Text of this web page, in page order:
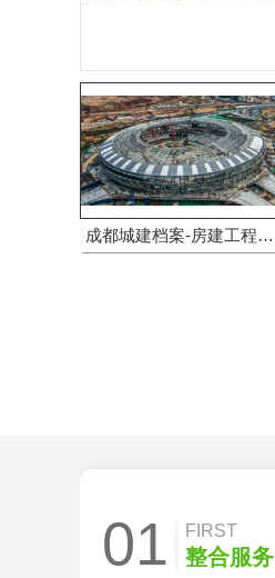
成都城建档案-房建工程装修
01 FIRST
整合服务